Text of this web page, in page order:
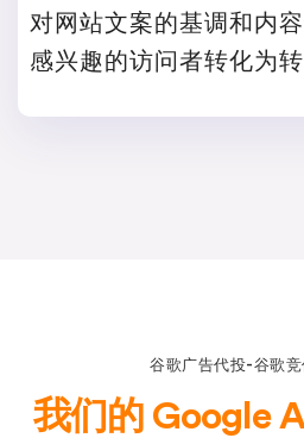
对网站文案的基调和内
感兴趣的访问者转化为转
谷歌广告代投-谷歌竞
我们的 Google